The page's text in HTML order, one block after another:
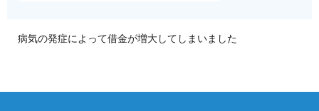
病気の発症によって借金が増大してしまいました